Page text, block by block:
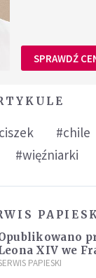
SPRAWDŹ
#chile
#więźniarki
XIV we
PAPIESKI